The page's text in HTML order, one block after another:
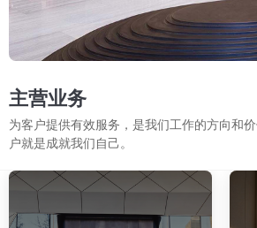
主营业务
为客户提供有效服务，是我们工作的方向和
户就是成就我们自己。